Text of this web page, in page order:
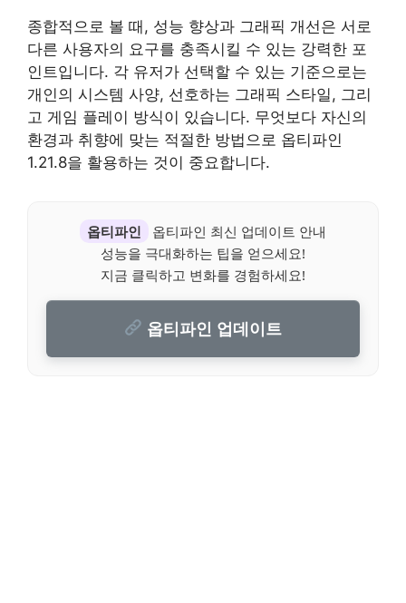
종합적으로 볼 때, 성능 향상과 그래픽 개선은 서로
다른 사용자의 요구를 충족시킬 수 있는 강력한 포
인트입니다. 각 유저가 선택할 수 있는 기준으로는
개인의 시스템 사양, 선호하는 그래픽 스타일, 그리
고 게임 플레이 방식이 있습니다. 무엇보다 자신의
환경과 취향에 맞는 적절한 방법으로 옵티파인
1.21.8을 활용하는 것이 중요합니다.
옵티파인
옵티파인 최신 업데이트 안내
성능을 극대화하는 팁을 얻으세요!
지금 클릭하고 변화를 경험하세요!
옵티파인 업데이트